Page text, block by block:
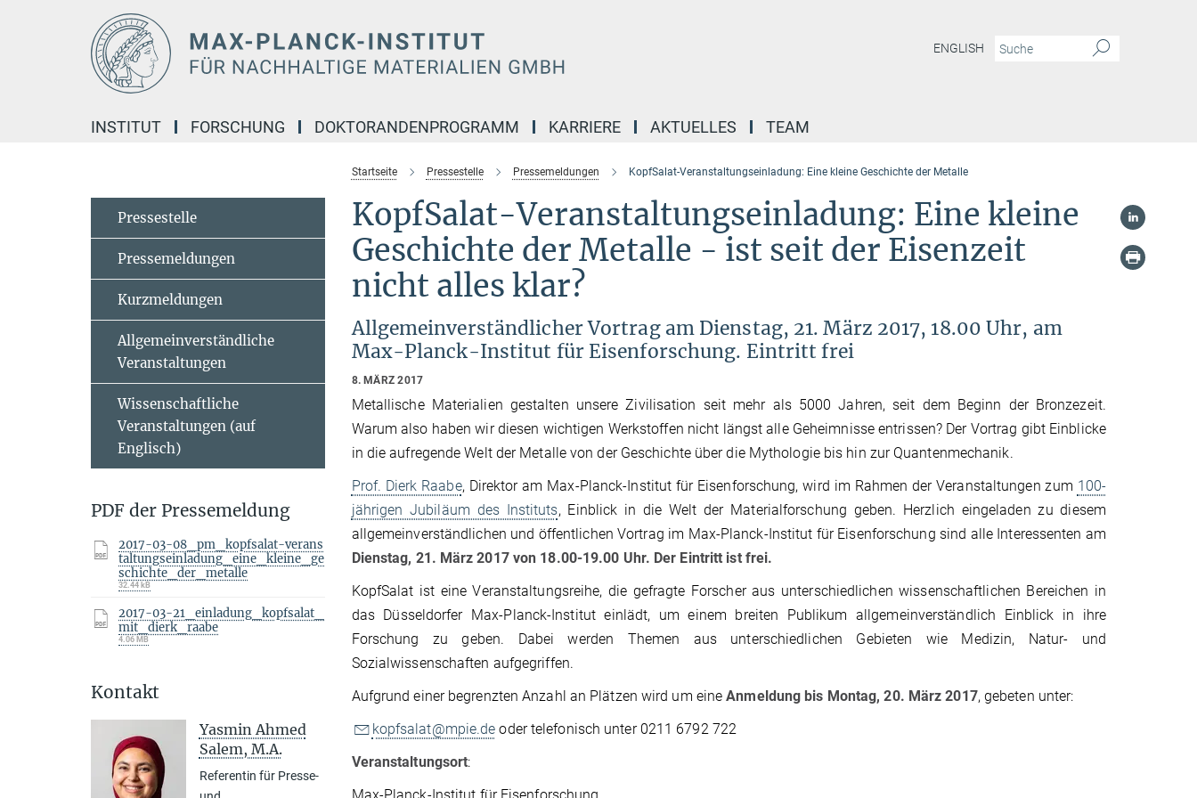
ENGLISH
INSTITUT FORSCHUNG DOKTORANDENPROGRAMM KARRIERE AKTUELLES TEAM
Startseite Pressestelle Pressemeldungen KopfSalat-Veranstaltungseinladung: Eine kleine Geschichte der Metalle
KopfSalat-Veranstaltungseinladung: Eine kleine
Geschichte der Metalle - ist seit der Eisenzeit
nicht alles klar?
Allgemeinverständlicher Vortrag am Dienstag, 21. März 2017, 18.00 Uhr, am
Max-Planck-Institut für Eisenforschung. Eintritt frei
8. MÄRZ 2017
Metallische Materialien gestalten unsere Zivilisation seit mehr als 5000 Jahren, seit dem Beginn der Bronzezeit.
Warum also haben wir diesen wichtigen Werkstoffen nicht längst alle Geheimnisse entrissen? Der Vortrag gibt Einblicke
in die aufregende Welt der Metalle von der Geschichte über die Mythologie bis hin zur Quantenmechanik.
Prof. Dierk Raabe, Direktor am Max-Planck-Institut für Eisenforschung, wird im Rahmen der Veranstaltungen zum 100-
jährigen Jubiläum des Instituts, Einblick in die Welt der Materialforschung geben. Herzlich eingeladen zu diesem
allgemeinverständlichen und öffentlichen Vortrag im Max-Planck-Institut für Eisenforschung sind alle Interessenten am
Dienstag, 21. März 2017 von 18.00-19.00 Uhr. Der Eintritt ist frei.
KopfSalat ist eine Veranstaltungsreihe, die gefragte Forscher aus unterschiedlichen wissenschaftlichen Bereichen in
das Düsseldorfer Max-Planck-Institut einlädt, um einem breiten Publikum allgemeinverständlich Einblick in ihre
Forschung zu geben. Dabei werden Themen aus unterschiedlichen Gebieten wie Medizin, Natur- und
Sozialwissenschaften aufgegriffen.
Aufgrund einer begrenzten Anzahl an Plätzen wird um eineAnmeldung bis Montag,20. März 2017, gebeten unter:
kopfsalat@mpie.de oder telefonisch unter 0211 6792 722
Veranstaltungsort:
Pressestelle
Pressemeldungen
Kurzmeldungen
Allgemeinverständliche
Veranstaltungen
Wissenschaftliche
Veranstaltungen (auf
Englisch)
PDF der Pressemeldung
2017-03-08_pm_kopfsalat-verans
taltungseinladung_eine_kleine_ge
schichte_der_metalle
32.44 kB
2017-03-21_einladung_kopfsalat_
mit_dierk_raabe
4.06 MB
Kontakt
Yasmin Ahmed
Salem, M.A.
Referentin für Presse-